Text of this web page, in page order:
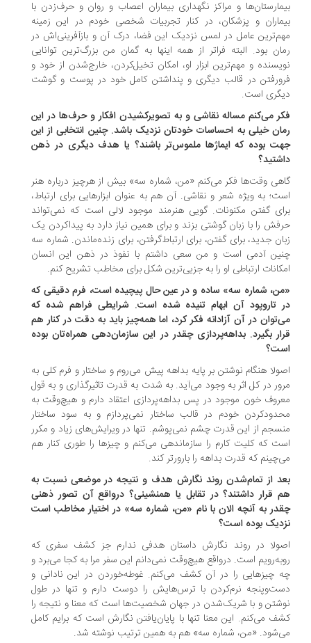
و مراکز نگهداری بیماران اعصاب و روان و حرف‌زدن با
و پزشکان، در کنار تجربیات شخصی خودم در این زمینه
عامل در لمس نزدیک این فضا، درک آن و بازآفرینی‌اش در
بود. البته فراتر از همه‌ اینها به گمان من بزرگ‌ترین توانایی
و مهم‌ترین ابزار او، امکان تخیل‌کردن، خارج‌شدن از خود و
در قالب دیگری و پنداشتن کامل خود در پوست و گوشت
است.
می‌کنم مساله نقاشی و به تصویرکشیدن افکار و حرف‌ها در این
خیلی به احساسات خودتان نزدیک باشد. چنین انتخابی از این
بوده که ایماژها ملموس‌تر باشند؟ یا هدف دیگری در ذهن
وقت‌ها فکر می‌کنم «من، شماره سه» بیش از هرچیز درباره هنر
به ویژه شعر و نقاشی. آن هم به عنوان ابزارهایی برای ارتباط،
گفتن مکنونات. گویی هنرمند موجود لالی است که نمی‌تواند
را با زبان گوشتی بزند و برای همین نیاز دارد به پیداکردن یک
جدید، برای گفتن، برای ارتباط‌گرفتن، برای زنده‌ماندن. شماره سه
آدمی است و من سعی داشتم با نفوذ در ذهن این انسان
ارتباطی او را به جزیی‌ترین شکل برای مخاطب تشریح کنم.
شماره سه» ساده و در عین حال پیچیده است، فرم دقیقی که
تاروپود آن ابهام تنیده شده است. شرایطی فراهم شده که
در آن آزادانه فکر کرد، اما همه‌چیز باید به دقت در کنار هم
بگیرد. بداهه‌پردازی چقدر در این سازمان‌دهی همراه‌تان بوده
هنگام نوشتن بر پایه بداهه پیش می‌روم و ساختار و فرم کلی به
در کل اثر به وجود می‌آید. به شدت به قدرت تاثیرگذاری و به قول
خون موجود در پس بداهه‌پردازی اعتقاد دارم و هیچ‌وقت به
خودم در قالب ساختار نمی‌پردازم و به سود ساختار
از این قدرت چشم نمی‌پوشم. تنها در ویرایش‌های زیاد و مکرر
که کلیت کارم را سازماندهی می‌کنم و چیزها را طوری کنار هم
که قدرت بداهه را بارورتر کند.
از تمام‌شدن روند نگارش هدف و نتیجه در موضعی نسبت به
قرار داشتند؟ در تقابل یا همنشینی؟ درواقع آن تصور ذهنی
به آنچه الان با نام «من، شماره سه» در اختیار مخاطب است
بوده است؟
در روند نگارش داستان هدفی ندارم جز کشف سفری که
است. درواقع هیچ‌وقت نمی‌دانم این سفر مرا به کجا می‌برد و
چیزهایی را در آن کشف می‌کنم. غوطه‌خوردن در این نادانی و
نرم‌کردن با ترس‌هایش را دوست دارم و تنها در طول
و با شریک‌شدن در جهان شخصیت‌ها است که معنا و نتیجه را
می‌کنم. این معنا تنها با پایان‌یافتن نگارش است که برایم کامل
«من، شماره سه» هم به همین ترتیب نوشته شد.